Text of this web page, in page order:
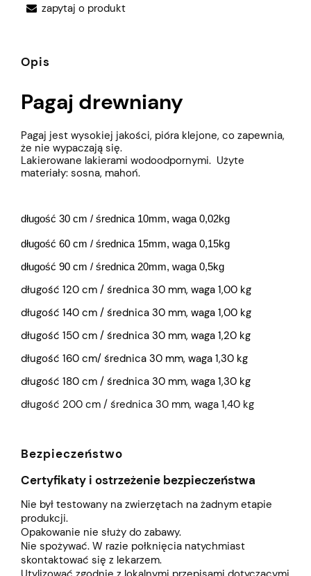
zapytaj o produkt
Opis
Pagaj drewniany
Pagaj jest wysokiej jakości, pióra klejone, co zapewnia,
że nie wypaczają się.
Lakierowane lakierami wodoodpornymi. Użyte
materiały: sosna, mahoń.
długość 30 cm / średnica 10mm, waga 0,02kg
długość 60 cm / średnica 15mm, waga 0,15kg
długość 90 cm / średnica 20mm, waga 0,5kg
długość 120 cm / średnica 30 mm, waga 1,00 kg
długość 140 cm / średnica 30 mm, waga 1,00 kg
długość 150 cm / średnica 30 mm, waga 1,20 kg
długość 160 cm/ średnica 30 mm, waga 1,30 kg
długość 180 cm / średnica 30 mm, waga 1,30 kg
długość 200 cm / średnica 30 mm, waga 1,40 kg
Bezpieczeństwo
Certyfikaty i ostrzeżenie bezpieczeństwa
Nie był testowany na zwierzętach na żadnym etapie
produkcji.
Opakowanie nie służy do zabawy.
Nie spożywać. W razie połknięcia natychmiast
skontaktować się z lekarzem.